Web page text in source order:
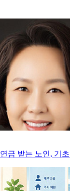
금 받는 노인, 기